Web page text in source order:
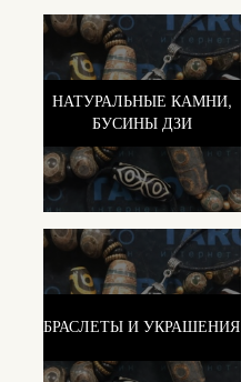
НАТУРАЛЬНЫЕ КАМНИ,
БУСИНЫ ДЗИ
БРАСЛЕТЫ И УКРАШЕНИЯ